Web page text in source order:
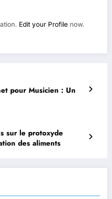
Edit your Profile now.
pour Musicien : Un
sur le protoxyde
des aliments